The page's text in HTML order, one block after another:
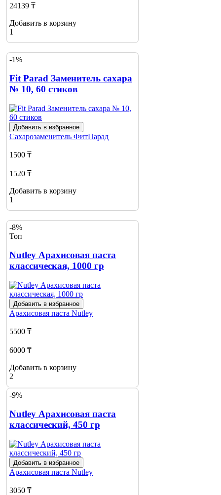
24139 ₸
Добавить в корзину
1
-1%
Fit Parad Заменитель сахара
№ 10, 60 стиков
Добавить в избранное
Сахарозаменитель ФитПарад
1500 ₸
1520 ₸
Добавить в корзину
1
-8%
Топ
Nutley Арахисовая паста
классическая, 1000 гр
Добавить в избранное
Арахисовая паста Nutley
5500 ₸
6000 ₸
Добавить в корзину
2
-9%
Nutley Арахисовая паста
классический, 450 гр
Добавить в избранное
Арахисовая паста Nutley
3050 ₸